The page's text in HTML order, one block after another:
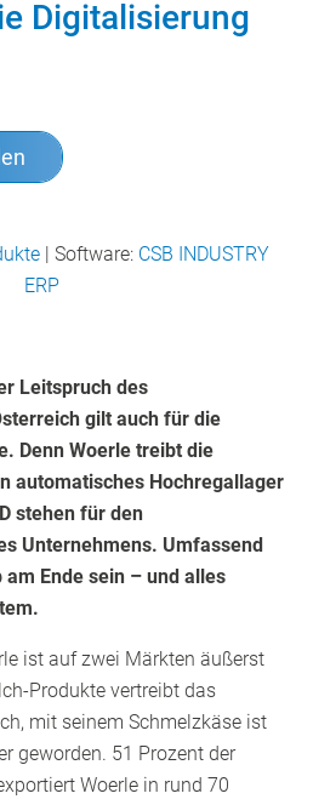
Digitalisierung
| Software: CSB INDUSTRY
ERP
Leitspruch des
gilt auch für die
Denn Woerle treibt die
automatisches Hochregallager
stehen für den
Unternehmens. Umfassend
Ende sein – und alles
ist auf zwei Märkten äußerst
Produkte vertreibt das
mit seinem Schmelzkäse ist
geworden. 51 Prozent der
Woerle in rund 70